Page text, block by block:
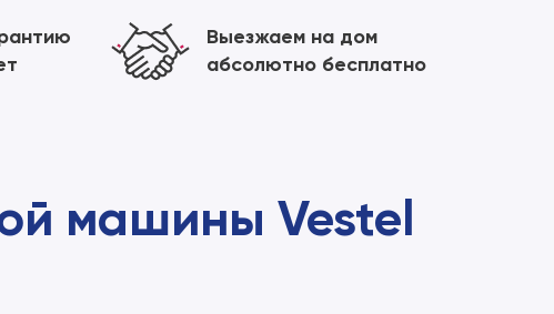
Выезжаем на дом
абсолютно бесплатно
машины Vestel